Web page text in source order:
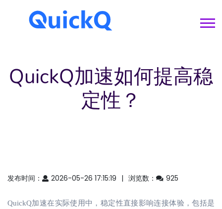
QuickQ加速如何提高稳
定性？
发布时间： 2026-05-26 17:15:19 浏览数： 925
QuickQ加速在实际使用中，稳定性直接影响连接体验，包括是